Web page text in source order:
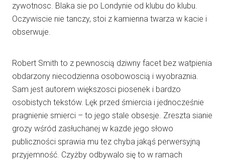
zywotnosc. Blaka sie po Londynie od klubu do klubu.
Oczywiscie nie tanczy, stoi z kamienna twarza w kacie i
obserwuje.
Robert Smith to z pewnoscią dziwny facet bez watpienia
obdarzony niecodzienna osobowoscią i wyobraznia.
Sam jest autorem większosci piosenek i bardzo
osobistych tekstów. Lęk przed śmiercia i jednocześnie
pragnienie smierci – to jego stale obsesje. Zreszta sianie
grozy wśród zasłuchanej w kazde jego słowo
publiczności sprawia mu tez chyba jakąś perwersyjną
przyjemność. Czyżby odbywalo się to w ramach